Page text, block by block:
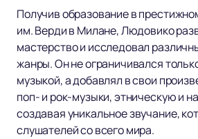
Получив образование в
им. Верди в Милане, Людовико
мастерство и исследовал
жанры. Он не ограничивался
музыкой, а добавлял в свои
поп- и рок-музыки, этническую и
создавая уникальное звучание,
слушателей со всего мира.